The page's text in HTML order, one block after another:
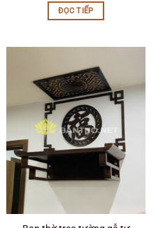
ĐỌC TIẾP